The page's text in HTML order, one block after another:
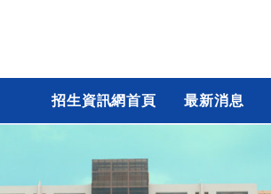
招生資訊網首頁 最新消息